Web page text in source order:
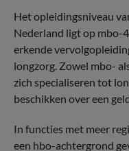
Het opleidingsniveau
Nederland ligt op mbo-
erkende
longzorg. Zowel mbo-
zich specialiseren tot
beschikken over een
In functies met meer
een hbo-achtergrond